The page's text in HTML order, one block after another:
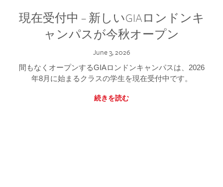
現在受付中 – 新しいGIAロンドンキ
ャンパスが今秋オープン
June 3, 2026
間もなくオープンするGIAロンドンキャンパスは、2026
年8月に始まるクラスの学生を現在受付中です。
続きを読む